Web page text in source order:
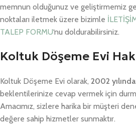
memnun olduğunuz ve geliştirmemiz
noktaları iletmek üzere bizimle
TALEP FORMU‘nu doldurabilirsiniz.
Koltuk Döşeme Evi
Koltuk Döşeme Evi olarak, 2002
beklentilerinize cevap vermek için
Amacımız, sizlere harika bir müşteri
değere sahip hizmetler sunmaktır.